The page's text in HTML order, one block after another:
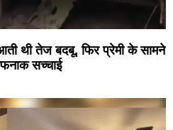
थी तेज बदबू, फिर प्रेमी के सामने
सच्चाई